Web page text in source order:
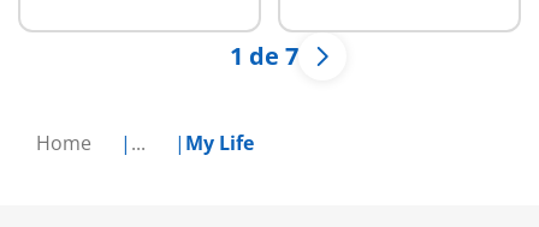
Home ... My Life
1 de 7